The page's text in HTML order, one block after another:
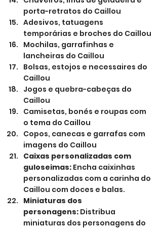
porta-retratos do Caillou
Adesivos, tatuagens
temporárias e broches do Caillou
Mochilas, garrafinhas e
lancheiras do Caillou
Bolsas, estojos e necessaires do
Caillou
Jogos e quebra-cabeças do
Caillou
Camisetas, bonés e roupas com
o tema do Caillou
Copos, canecas e garrafas com
imagens do Caillou
Caixas personalizadas com
guloseimas: Encha caixinhas
personalizadas com a carinha do
Caillou com doces e balas.
Miniaturas dos
personagens: Distribua
miniaturas dos personagens do